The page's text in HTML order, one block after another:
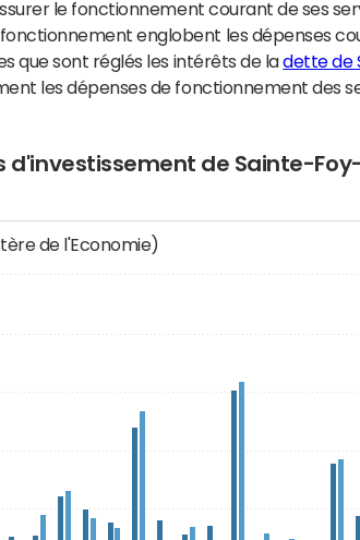
le fonctionnement courant de ses
englobent les dépenses
que sont réglés les intérêts de ladette de
les dépenses de fonctionnement des
d'investissement de Sainte-Foy-
de l'Economie)